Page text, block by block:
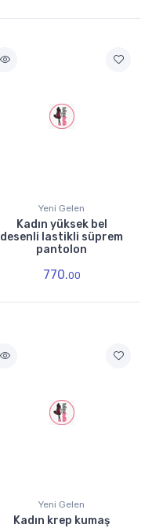
Yeni Gelen
Kadın yüksek bel
desenli lastikli süprem
pantolon
770.00
Yeni Gelen
Kadın krep kumaş